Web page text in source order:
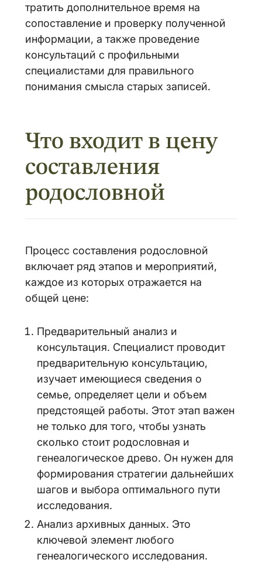
тратить дополнительное время на
сопоставление и проверку полученной
информации, а также проведение
консультаций с профильными
специалистами для правильного
понимания смысла старых записей.
Что входит в цену
составления
родословной
Процесс составления родословной
включает ряд этапов и мероприятий,
каждое из которых отражается на
общей цене:
Предварительный анализ и
консультация. Специалист проводит
предварительную консультацию,
изучает имеющиеся сведения о
семье, определяет цели и объем
предстоящей работы. Этот этап важен
не только для того, чтобы узнать
сколько стоит родословная и
генеалогическое древо. Он нужен для
формирования стратегии дальнейших
шагов и выбора оптимального пути
исследования.
Анализ архивных данных. Это
ключевой элемент любого
генеалогического исследования.